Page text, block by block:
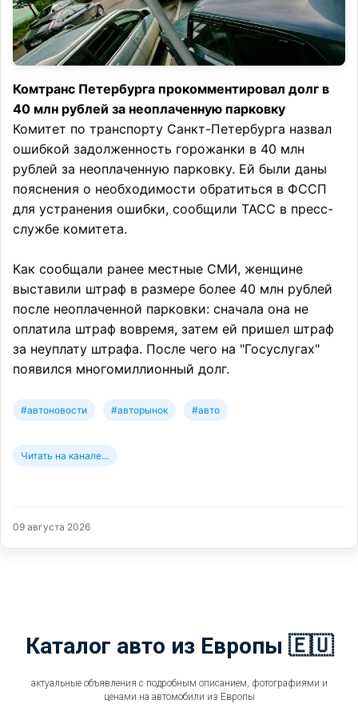
Комтранс Петербурга прокомментировал долг в
40 млн рублей за неоплаченную парковку
Комитет по транспорту Санкт-Петербурга назвал
ошибкой задолженность горожанки в 40 млн
рублей за неоплаченную парковку. Ей были даны
пояснения о необходимости обратиться в ФССП
для устранения ошибки, сообщили ТАСС в пресс-
службе комитета.
Как сообщали ранее местные СМИ, женщине
выставили штраф в размере более 40 млн рублей
после неоплаченной парковки: сначала она не
оплатила штраф вовремя, затем ей пришел штраф
за неуплату штрафа. После чего на "Госуслугах"
появился многомиллионный долг.
#автоновости #авторынок #авто
Читать на канале...
09 августа 2026
Каталог авто из Европы 🇪🇺
актуальные объявления с подробным описанием, фотографиями и
ценами на автомобили из Европы